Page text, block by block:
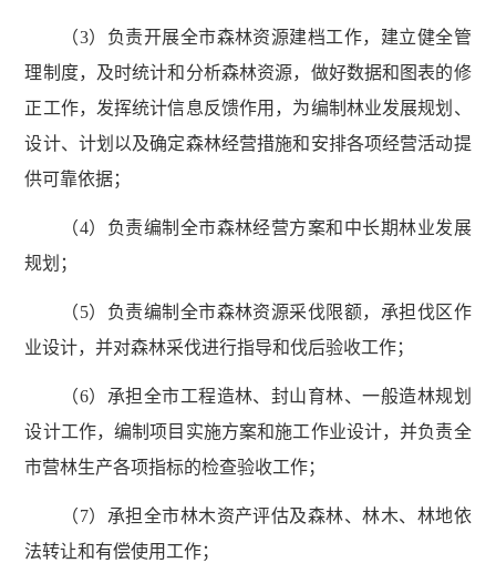
（3）负责开展全市森林资源建档工作，建立健全管
理制度，及时统计和分析森林资源，做好数据和图表的修
正工作，发挥统计信息反馈作用，为编制林业发展规划、
设计、计划以及确定森林经营措施和安排各项经营活动提
供可靠依据；
（4）负责编制全市森林经营方案和中长期林业发展
规划；
（5）负责编制全市森林资源采伐限额，承担伐区作
业设计，并对森林采伐进行指导和伐后验收工作；
（6）承担全市工程造林、封山育林、一般造林规划
设计工作，编制项目实施方案和施工作业设计，并负责全
市营林生产各项指标的检查验收工作；
（7）承担全市林木资产评估及森林、林木、林地依
法转让和有偿使用工作；